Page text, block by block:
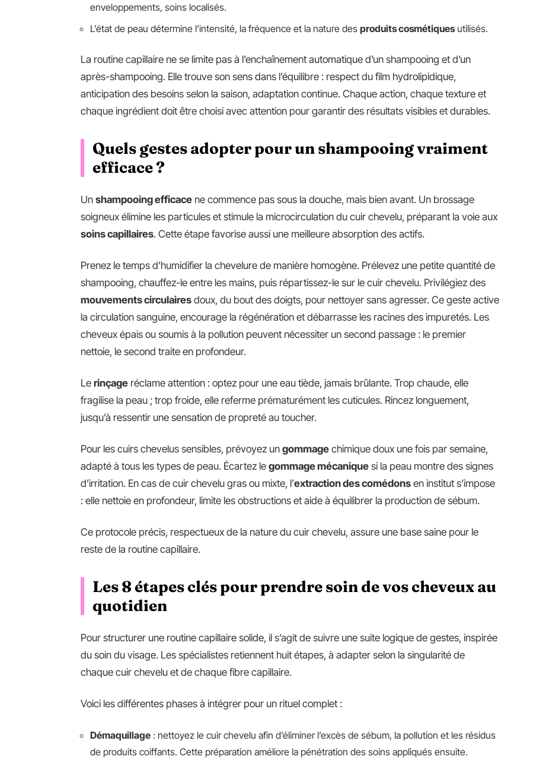
enveloppements, soins localisés.
L’état de peau détermine l’intensité, la fréquence et la nature des produits cosmétiques utilisés.
La routine capillaire ne se limite pas à l’enchaînement automatique d’un shampooing et d’un
après-shampooing. Elle trouve son sens dans l’équilibre : respect du film hydrolipidique,
anticipation des besoins selon la saison, adaptation continue. Chaque action, chaque texture et
chaque ingrédient doit être choisi avec attention pour garantir des résultats visibles et durables.
Quels gestes adopter pour un shampooing vraiment
efficace ?
Un shampooing efficace ne commence pas sous la douche, mais bien avant. Un brossage
soigneux élimine les particules et stimule la microcirculation du cuir chevelu, préparant la voie aux
soins capillaires. Cette étape favorise aussi une meilleure absorption des actifs.
Prenez le temps d’humidifier la chevelure de manière homogène. Prélevez une petite quantité de
shampooing, chauffez-le entre les mains, puis répartissez-le sur le cuir chevelu. Privilégiez des
mouvements circulaires doux, du bout des doigts, pour nettoyer sans agresser. Ce geste active
la circulation sanguine, encourage la régénération et débarrasse les racines des impuretés. Les
cheveux épais ou soumis à la pollution peuvent nécessiter un second passage : le premier
nettoie, le second traite en profondeur.
Le rinçage réclame attention : optez pour une eau tiède, jamais brûlante. Trop chaude, elle
fragilise la peau ; trop froide, elle referme prématurément les cuticules. Rincez longuement,
jusqu’à ressentir une sensation de propreté au toucher.
Pour les cuirs chevelus sensibles, prévoyez un gommage chimique doux une fois par semaine,
adapté à tous les types de peau. Écartez le gommage mécanique si la peau montre des signes
d’irritation. En cas de cuir chevelu gras ou mixte, l’extraction des comédons en institut s’impose
: elle nettoie en profondeur, limite les obstructions et aide à équilibrer la production de sébum.
Ce protocole précis, respectueux de la nature du cuir chevelu, assure une base saine pour le
reste de la routine capillaire.
Les 8 étapes clés pour prendre soin de vos cheveux au
quotidien
Pour structurer une routine capillaire solide, il s’agit de suivre une suite logique de gestes, inspirée
du soin du visage. Les spécialistes retiennent huit étapes, à adapter selon la singularité de
chaque cuir chevelu et de chaque fibre capillaire.
Voici les différentes phases à intégrer pour un rituel complet :
Démaquillage : nettoyez le cuir chevelu afin d’éliminer l’excès de sébum, la pollution et les résidus
de produits coiffants. Cette préparation améliore la pénétration des soins appliqués ensuite.